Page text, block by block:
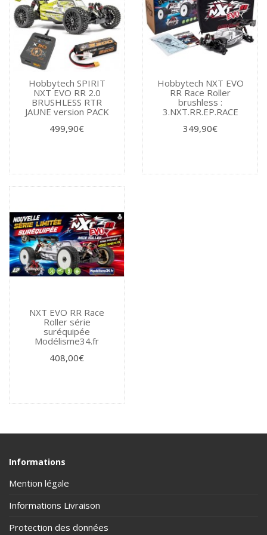
Hobbytech SPIRIT
NXT EVO RR 2.0
BRUSHLESS RTR
JAUNE version PACK
499,90€
Hobbytech NXT EVO
RR Race Roller
brushless :
3.NXT.RR.EP.RACE
349,90€
NXT EVO RR Race
Roller série
suréquipée
Modélisme34.fr
408,00€
Informations
Mention légale
Informations Livraison
Protection des données